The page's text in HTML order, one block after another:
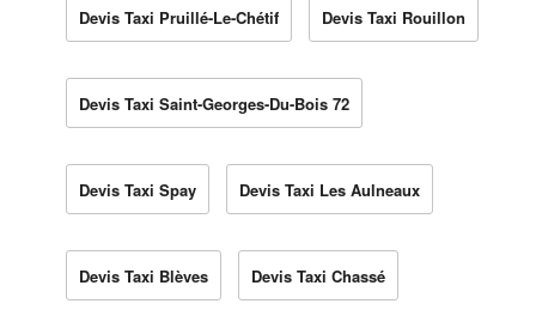
Devis Taxi Pruillé-Le-Chétif Devis Taxi Rouillon
Devis Taxi Saint-Georges-Du-Bois 72
Devis Taxi Spay Devis Taxi Les Aulneaux
Devis Taxi Blèves Devis Taxi Chassé